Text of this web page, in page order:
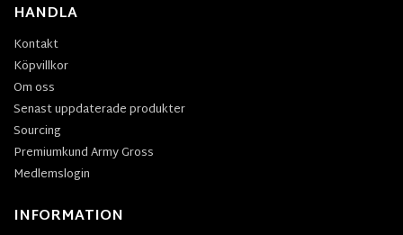
HANDLA
Kontakt
Köpvillkor
Om oss
Senast uppdaterade produkter
Sourcing
Premiumkund Army Gross
Medlemslogin
INFORMATION